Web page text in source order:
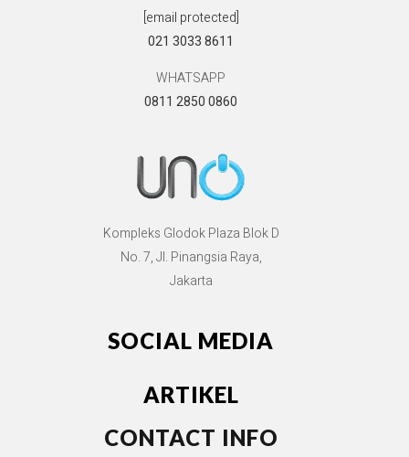
[email protected]
021 3033 8611
WHATSAPP
0811 2850 0860
Kompleks Glodok Plaza Blok D
No. 7, Jl. Pinangsia Raya,
Jakarta
SOCIAL MEDIA
ARTIKEL
CONTACT INFO